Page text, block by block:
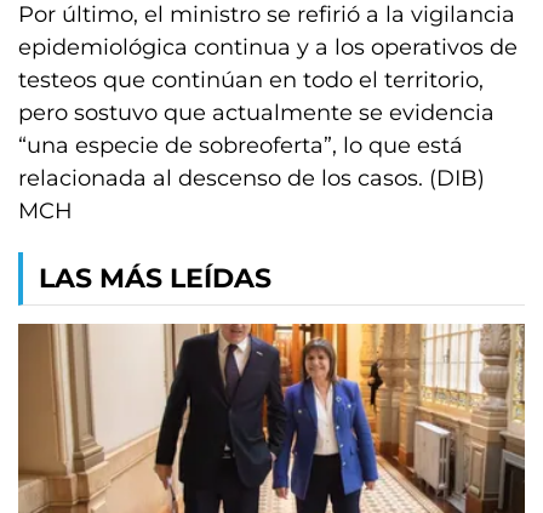
Por último, el ministro se refirió a la vigilancia
epidemiológica continua y a los operativos de
testeos que continúan en todo el territorio,
pero sostuvo que actualmente se evidencia
“una especie de sobreoferta”, lo que está
relacionada al descenso de los casos. (DIB)
MCH
LAS MÁS LEÍDAS